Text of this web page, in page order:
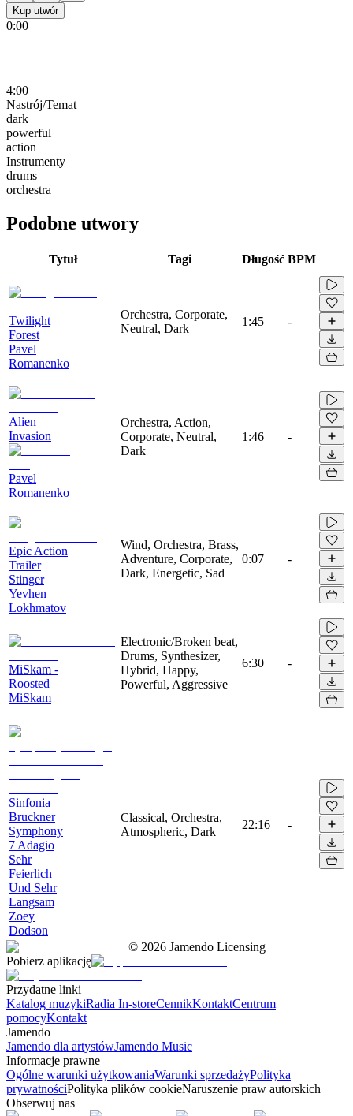
Kup utwór
0:00
4:00
Nastrój/Temat
dark
powerful
action
Instrumenty
drums
orchestra
Podobne utwory
Tytuł Tagi Długość BPM
Twilight
Forest
Pavel
Romanenko
Orchestra, Corporate,
Neutral, Dark
1:45 -
Alien
Invasion
Pavel
Romanenko
Orchestra, Action,
Corporate, Neutral,
Dark
1:46 -
Epic Action
Trailer
Stinger
Yevhen
Lokhmatov
Wind, Orchestra, Brass,
Adventure, Corporate,
Dark, Energetic, Sad
0:07 -
MiSkam -
Roosted
MiSkam
Electronic/Broken beat,
Drums, Synthesizer,
Hybrid, Happy,
Powerful, Aggressive
6:30 -
Sinfonia
Bruckner
Symphony
7 Adagio
Sehr
Feierlich
Und Sehr
Langsam
Zoey
Dodson
Classical, Orchestra,
Atmospheric, Dark
22:16 -
© 2026 Jamendo Licensing
Pobierz aplikację
Przydatne linki
Katalog muzykiRadia In-storeCennikKontaktCentrum
pomocyKontakt
Jamendo
Jamendo dla artystówJamendo Music
Informacje prawne
Ogólne warunki użytkowaniaWarunki sprzedażyPolityka
prywatnościPolityka plików cookieNaruszenie praw autorskich
Obserwuj nas